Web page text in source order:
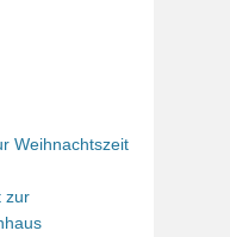
Weihnachtszeit
zur